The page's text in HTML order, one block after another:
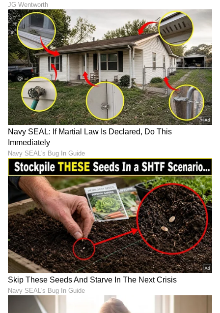
Image Credit :Twitter
Disclaimer
ಈ ಲೇಖನದಲ್ಲಿರುವ ಮಾಹಿತಿಯನ್ನು ಧಾರ್ಮಿಕ ಗ್ರಂಥಗಳು,
ವಿದ್ವಾಂಸರು ಮತ್ತು ಜ್ಯೋತಿಷಿಗಳ ಅಭಿಪ್ರಾಯಗಳ ಆಧಾರದ
ಮೇಲೆ ನೀಡಲಾಗಿದೆ. ಈ ಮಾಹಿತಿಯನ್ನು ಓದುಗರಿಗೆ
ತಲುಪಿಸುವುದು ಮಾತ್ರ ನಮ್ಮ ಉದ್ದೇಶ. ಓದುಗರು ಇದನ್ನು
ಕೇವಲ ಮಾಹಿತಿಗಾಗಿ ಮಾತ್ರ ಪರಿಗಣಿಸಬೇಕು.